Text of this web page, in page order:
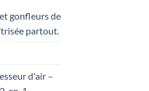
gonfleurs de
partout.
d'air –